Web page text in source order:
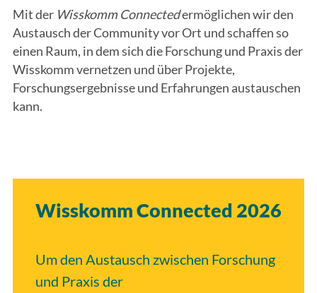
Mit der Wisskomm Connectedermöglichen wir den
Austausch der Community vor Ort und schaffen so
einen Raum, in dem sich die Forschung und Praxis der
Wisskomm vernetzen und über Projekte,
Forschungsergebnisse und Erfahrungen austauschen
kann.
Wisskomm Connected 2026
Um den Austausch zwischen Forschung
und Praxis der